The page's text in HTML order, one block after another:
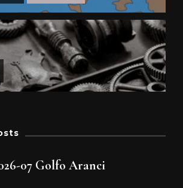
07 Golfo Aranci